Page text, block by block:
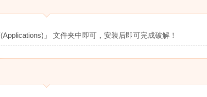
」 文件夹中即可，安装后即可完成破解！